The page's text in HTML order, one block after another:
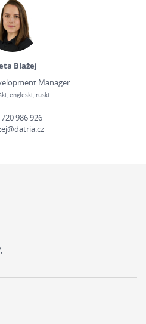
Blažej
Manager
engleski, ruski
986 926